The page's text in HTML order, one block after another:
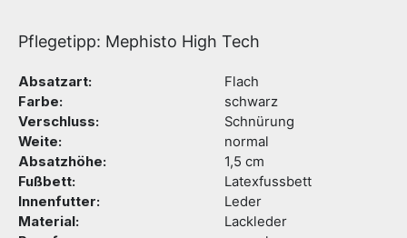
Pflegetipp: Mephisto High Tech
Absatzart:
Flach
Farbe:
schwarz
Verschluss:
Schnürung
Weite:
normal
Absatzhöhe:
1,5 cm
Fußbett:
Latexfussbett
Innenfutter:
Leder
Material:
Lackleder